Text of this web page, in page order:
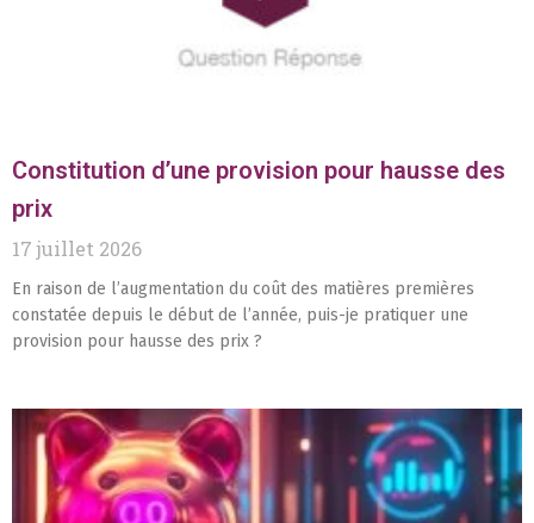
Constitution d’une provision pour hausse des
prix
17 juillet 2026
En raison de l’augmentation du coût des matières premières
constatée depuis le début de l’année, puis-je pratiquer une
provision pour hausse des prix ?